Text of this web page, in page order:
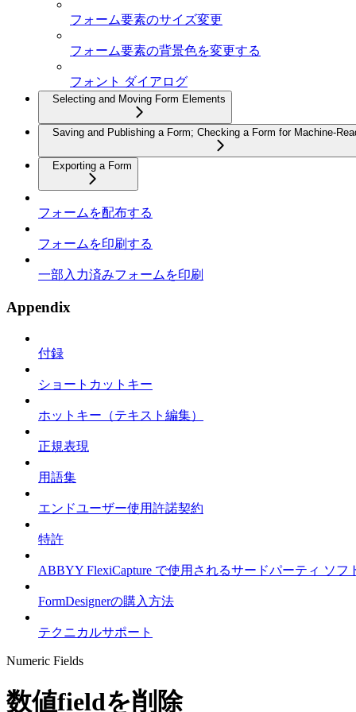
フォーム要素のサイズ変更
フォーム要素の背景色を変更する
フォント ダイアログ
Selecting and Moving Form Elements
Saving and Publishing a Form; Checking a Form for Machine-
Exporting a Form
フォームを配布する
フォームを印刷する
一部入力済みフォームを印刷
Appendix
付録
ショートカットキー
ホットキー（テキスト編集）
正規表現
用語集
エンドユーザー使用許諾契約
特許
ABBYY FlexiCapture で使用されるサードパーティ ソ
FormDesignerの購入方法
テクニカルサポート
Numeric Fields
数値fieldを削除